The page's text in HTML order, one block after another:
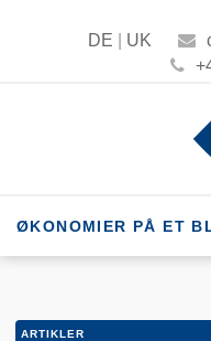
DE UK
ØKONOMIER PÅ ET
ARTIKLER